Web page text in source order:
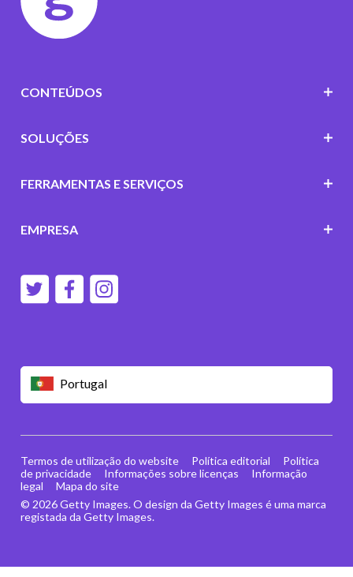
Portugal
CONTEÚDOS
SOLUÇÕES
FERRAMENTAS E SERVIÇOS
EMPRESA
© 2026 Getty Images. O design da Getty Images é uma marca
registada da Getty Images.
Termos de utilização do website Política editorial
Política
de privacidade
Informações sobre licenças
Informação
legal
Mapa do site